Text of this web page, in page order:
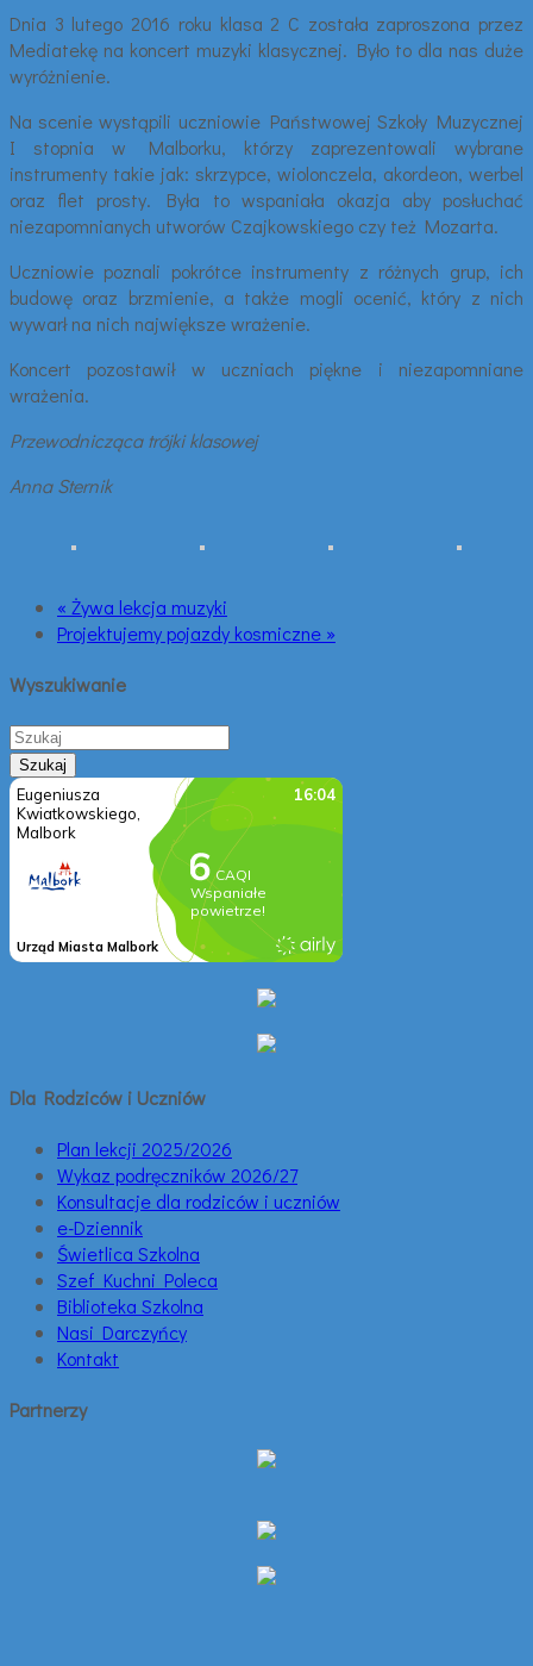
Dnia 3 lutego 2016 roku klasa 2 C została zaproszona przez
Mediatekę na koncert muzyki klasycznej. Było to dla nas duże
wyróżnienie.
Na scenie wystąpili uczniowie Państwowej Szkoły Muzycznej
I stopnia w Malborku, którzy zaprezentowali wybrane
instrumenty takie jak: skrzypce, wiolonczela, akordeon, werbel
oraz flet prosty. Była to wspaniała okazja aby posłuchać
niezapomnianych utworów Czajkowskiego czy też Mozarta.
Uczniowie poznali pokrótce instrumenty z różnych grup, ich
budowę oraz brzmienie, a także mogli ocenić, który z nich
wywarł na nich największe wrażenie.
Koncert pozostawił w uczniach piękne i niezapomniane
wrażenia.
Przewodnicząca trójki klasowej
Anna Sternik
« Żywa lekcja muzyki
Projektujemy pojazdy kosmiczne »
Wyszukiwanie
Dla Rodziców i Uczniów
Plan lekcji 2025/2026
Wykaz podręczników 2026/27
Konsultacje dla rodziców i uczniów
e-Dziennik
Świetlica Szkolna
Szef Kuchni Poleca
Biblioteka Szkolna
Nasi Darczyńcy
Kontakt
Partnerzy